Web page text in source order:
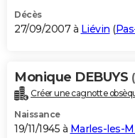
Décès
27/09/2007 à Liévin (
Monique DEBUYS
Créer une cagnotte
Naissance
19/11/1945 à Marles-les-